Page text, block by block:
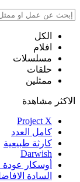
الكل
افلام
مسلسلات
حلقات
ممثلين
الاكثر مشاهدة
Project X
كامل العدد
كارثة طبيعية
Darwish
أوسكار عودة
السادة